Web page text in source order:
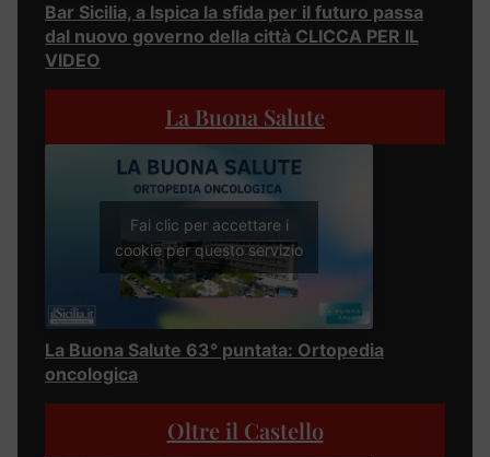
Bar Sicilia, a Ispica la sfida per il futuro passa
dal nuovo governo della città CLICCA PER IL
VIDEO
La Buona Salute
Fai clic per accettare i
cookie per questo servizio
La Buona Salute 63° puntata: Ortopedia
oncologica
Oltre il Castello